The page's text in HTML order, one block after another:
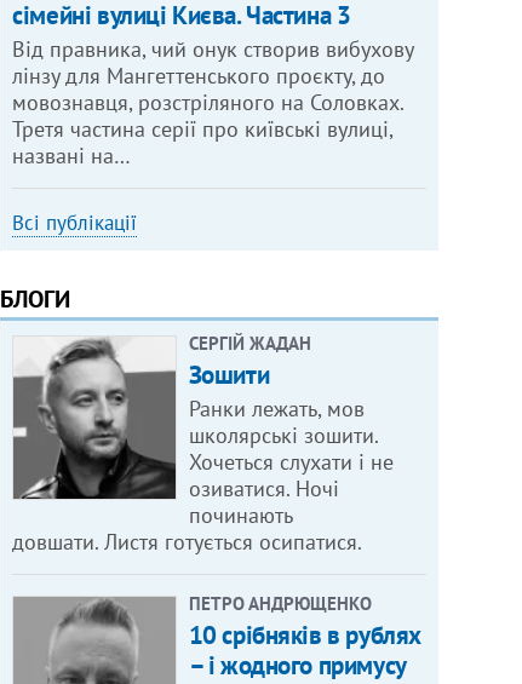
сімейні вулиці Києва. Частина 3
Від правника, чий онук створив вибухову
лінзу для Мангеттенського проєкту, до
мовознавця, розстріляного на Соловках.
Третя частина серії про київські вулиці,
названі на…
Всі публікації
БЛОГИ
СЕРГІЙ ЖАДАН
Зошити
Ранки лежать, мов
школярські зошити.
Хочеться слухати і не
озиватися. Ночі
починають
довшати. Листя готується осипатися.
ПЕТРО АНДРЮЩЕНКО
10 срібняків в рублях
– і жодного примусу